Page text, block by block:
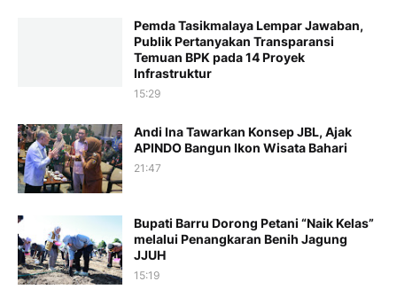
Pemda Tasikmalaya Lempar Jawaban,
Publik Pertanyakan Transparansi
Temuan BPK pada 14 Proyek
Infrastruktur
15:29
Andi Ina Tawarkan Konsep JBL, Ajak
APINDO Bangun Ikon Wisata Bahari
21:47
Bupati Barru Dorong Petani “Naik Kelas”
melalui Penangkaran Benih Jagung
JJUH
15:19